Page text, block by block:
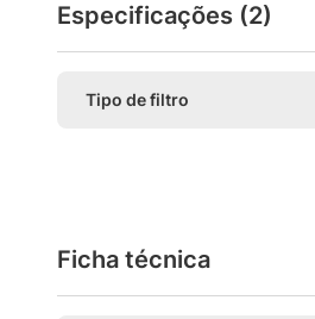
Especificações (2)
Tipo de filtro
Ficha técnica